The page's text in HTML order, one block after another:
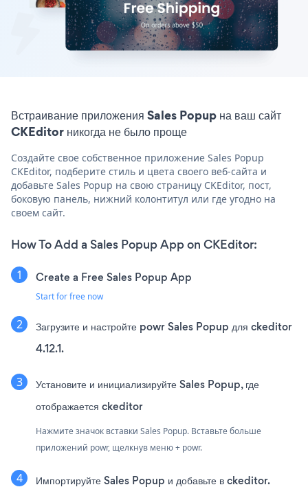
Встраивание приложения Sales Popup на ваш сайт
CKEditor никогда не было проще
Создайте свое собственное приложение Sales Popup
CKEditor, подберите стиль и цвета своего веб-сайта и
добавьте Sales Popup на свою страницу CKEditor, пост,
боковую панель, нижний колонтитул или где угодно на
своем сайт.
How To Add a Sales Popup App on CKEditor:
Create a Free Sales Popup App
Start for free now
Загрузите и настройте powr Sales Popup для ckeditor
4.12.1.
Установите и инициализируйте Sales Popup, где
отображается ckeditor
Нажмите значок вставки Sales Popup. Вставьте больше
приложений powr, щелкнув меню + powr.
Импортируйте Sales Popup и добавьте в ckeditor.